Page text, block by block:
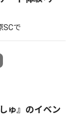
SCで
ゅ』のイベン